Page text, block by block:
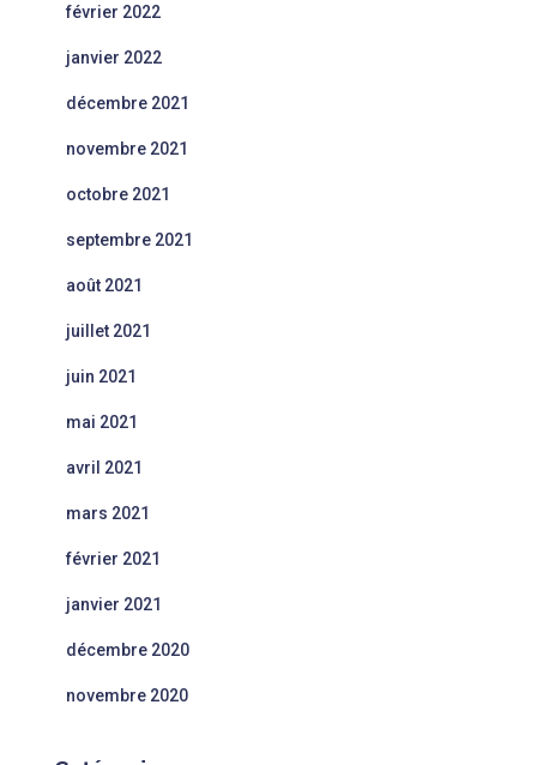
février 2022
janvier 2022
décembre 2021
novembre 2021
octobre 2021
septembre 2021
août 2021
juillet 2021
juin 2021
mai 2021
avril 2021
mars 2021
février 2021
janvier 2021
décembre 2020
novembre 2020